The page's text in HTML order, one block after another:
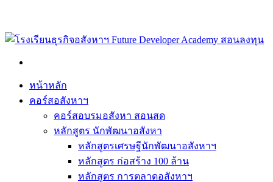
หน้าหลัก
คอร์สอสังหาฯ
คอร์สอบรมอสังหา สอนสด
หลักสูตร นักพัฒนาอสังหา
หลักสูตรเศรษฐีนักพัฒนาอสังหาฯ
หลักสูตร ก่อสร้าง 100 ล้าน
หลักสูตร การตลาดอสังหาฯ